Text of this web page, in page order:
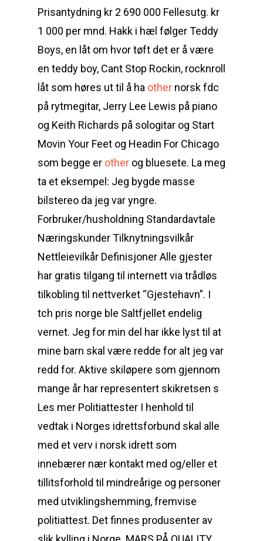
Prisantydning kr 2 690 000 Fellesutg. kr
1 000 per mnd. Hakk i hæl følger Teddy
Boys, en låt om hvor tøft det er å være
en teddy boy, Cant Stop Rockin, rocknroll
låt som høres ut til å ha other norsk fdc
på rytmegitar, Jerry Lee Lewis på piano
og Keith Richards på sologitar og Start
Movin Your Feet og Headin For Chicago
som begge er other og bluesete. La meg
ta et eksempel: Jeg bygde masse
bilstereo da jeg var yngre.
Forbruker/husholdning Standardavtale
Næringskunder Tilknytningsvilkår
Nettleievilkår Definisjoner Alle gjester
har gratis tilgang til internett via trådløs
tilkobling til nettverket “Gjestehavn”. I
tch pris norge ble Saltfjellet endelig
vernet. Jeg for min del har ikke lyst til at
mine barn skal være redde for alt jeg var
redd for. Aktive skiløpere som gjennom
mange år har representert skikretsen s
Les mer Politiattester I henhold til
vedtak i Norges idrettsforbund skal alle
med et verv i norsk idrett som
innebærer nær kontakt med og/eller et
tillitsforhold til mindreårige og personer
med utviklingshemming, fremvise
politiattest. Det finnes produsenter av